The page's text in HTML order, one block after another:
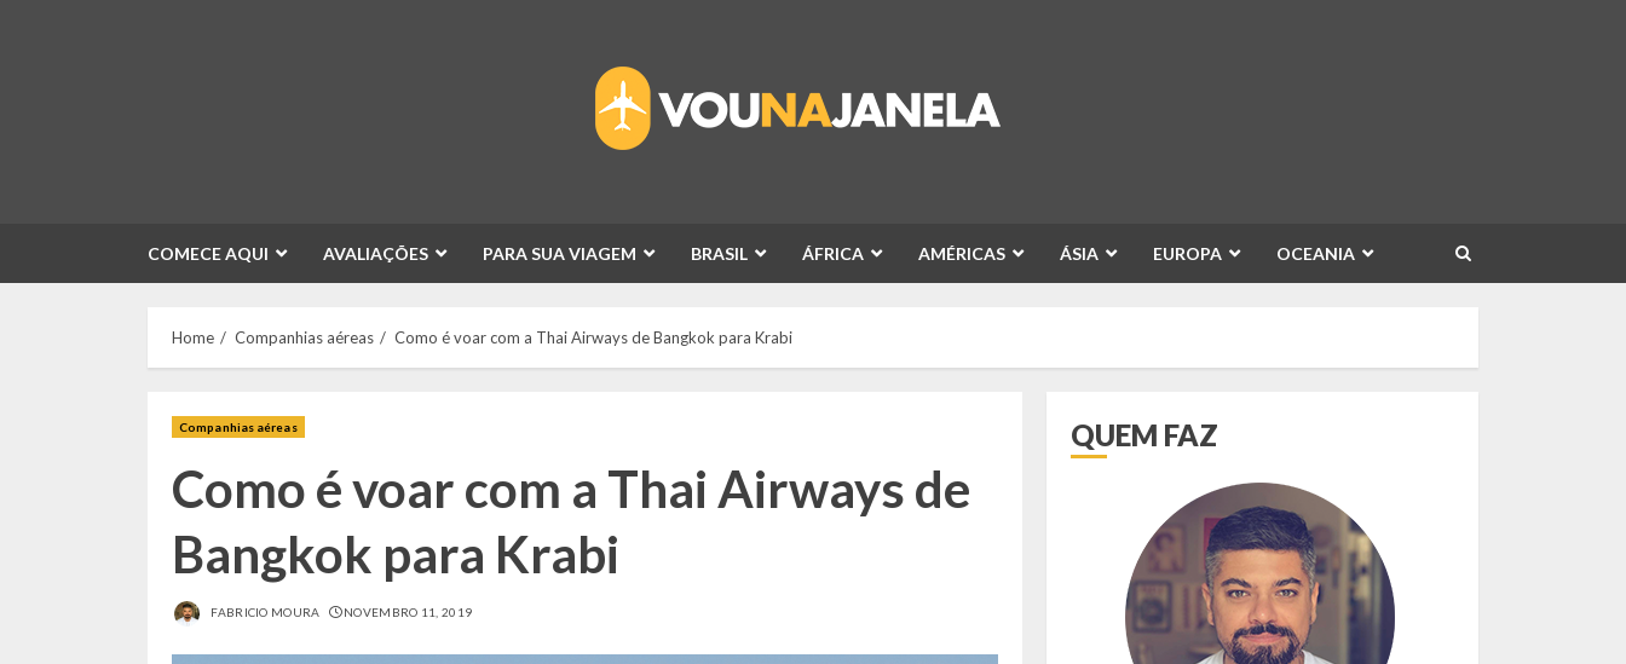
COMECE AQUI AVALIAÇÕES PARA SUA VIAGEM BRASIL ÁFRICA AMÉRICAS ÁSIA EUROPA OCEANIA
Home Companhias aéreas Como é voar com a Thai Airways de Bangkok para Krabi
Companhias aéreas
Como é voar com a Thai Airways de
Bangkok para Krabi
FABRICIO MOURA NOVEMBRO 11, 2019
QUEM FAZ